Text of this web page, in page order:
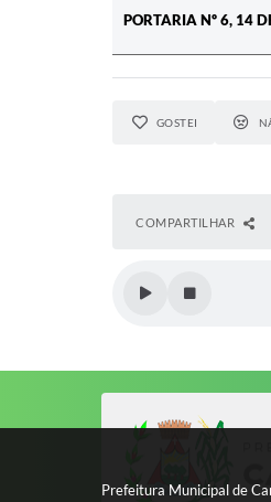
Prefeitura Municipal de
PORTARIA Nº 6, 14
GOSTEI
COMPARTILHAR